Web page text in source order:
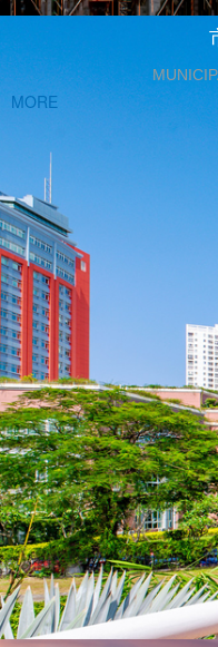
MORE